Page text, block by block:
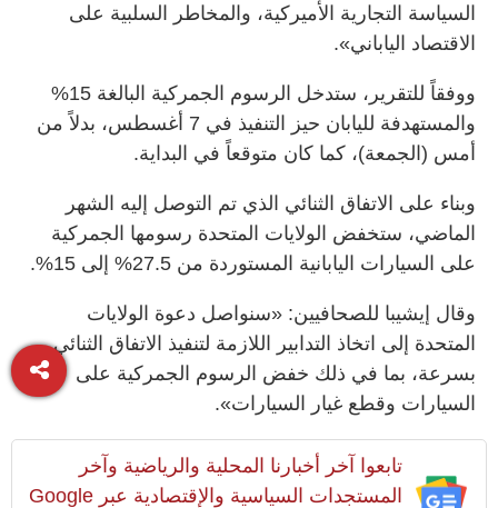
السياسة التجارية الأميركية، والمخاطر السلبية على
الاقتصاد الياباني».
ووفقاً للتقرير، ستدخل الرسوم الجمركية البالغة 15%
والمستهدفة لليابان حيز التنفيذ في 7 أغسطس، بدلاً من
أمس (الجمعة)، كما كان متوقعاً في البداية.
وبناء على الاتفاق الثنائي الذي تم التوصل إليه الشهر
الماضي، ستخفض الولايات المتحدة رسومها الجمركية
على السيارات اليابانية المستوردة من 27.5% إلى 15%.
وقال إيشيبا للصحافيين: «سنواصل دعوة الولايات
المتحدة إلى اتخاذ التدابير اللازمة لتنفيذ الاتفاق الثنائي
بسرعة، بما في ذلك خفض الرسوم الجمركية على
السيارات وقطع غيار السيارات».
تابعوا آخر أخبارنا المحلية والرياضية وآخر
المستجدات السياسية والإقتصادية عبر Google